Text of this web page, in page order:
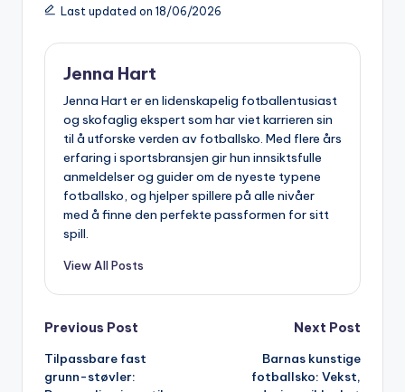
Last updated on 18/06/2026
Jenna Hart
Jenna Hart er en lidenskapelig fotballentusiast
og skofaglig ekspert som har viet karrieren sin
til å utforske verden av fotballsko. Med flere års
erfaring i sportsbransjen gir hun innsiktsfulle
anmeldelser og guider om de nyeste typene
fotballsko, og hjelper spillere på alle nivåer
med å finne den perfekte passformen for sitt
spill.
View All Posts
Post
navigation
Previous Post
Tilpassbare fast
grunn-støvler:
Next Post
Barnas kunstige
fotballsko: Vekst,